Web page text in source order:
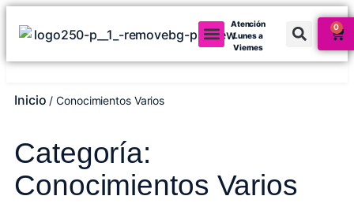
Atención
Lunes a
Viernes
0
Inicio / Conocimientos Varios
Categoría:
Conocimientos Varios